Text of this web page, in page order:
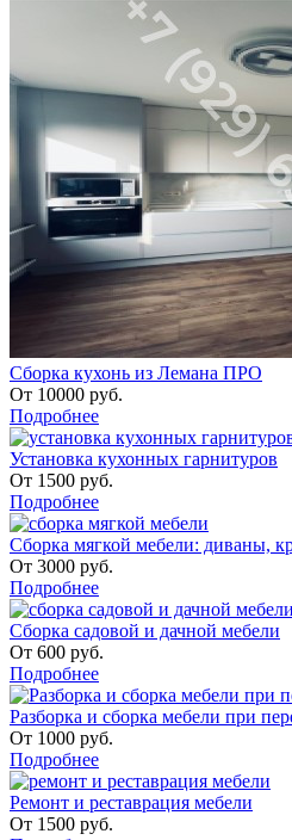
Сборка кухонь из Лемана ПРО
От 10000 руб.
Подробнее
Установка кухонных гарнитуров
От 1500 руб.
Подробнее
Сборка мягкой мебели: диваны,
От 3000 руб.
Подробнее
Сборка садовой и дачной мебели
От 600 руб.
Подробнее
Разборка и сборка мебели при
От 1000 руб.
Подробнее
Ремонт и реставрация мебели
От 1500 руб.